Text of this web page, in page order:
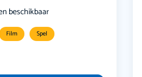
beschikbaar
Film Spel